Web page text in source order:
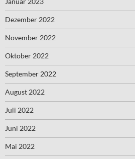
Dezember 2022
November 2022
Oktober 2022
September 2022
August 2022
Juli 2022
Juni 2022
Mai 2022